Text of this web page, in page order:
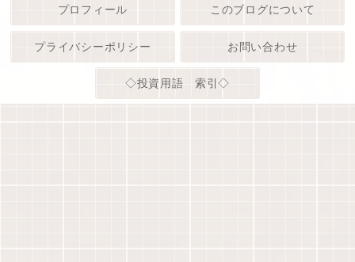
プロフィール このブログについて
プライバシーポリシー お問い合わせ
◇投資用語 索引◇